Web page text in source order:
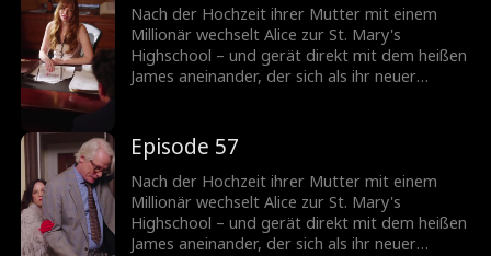
Nach der Hochzeit ihrer Mutter mit einem
Millionär wechselt Alice zur St. Mary's
Highschool – und gerät direkt mit dem heißen
James aneinander, der sich als ihr neuer
knisternden Spannung mehr?
Episode 57
Nach der Hochzeit ihrer Mutter mit einem
Millionär wechselt Alice zur St. Mary's
Highschool – und gerät direkt mit dem heißen
James aneinander, der sich als ihr neuer